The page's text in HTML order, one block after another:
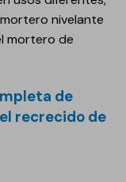
nivelante
mortero de
recrecido de